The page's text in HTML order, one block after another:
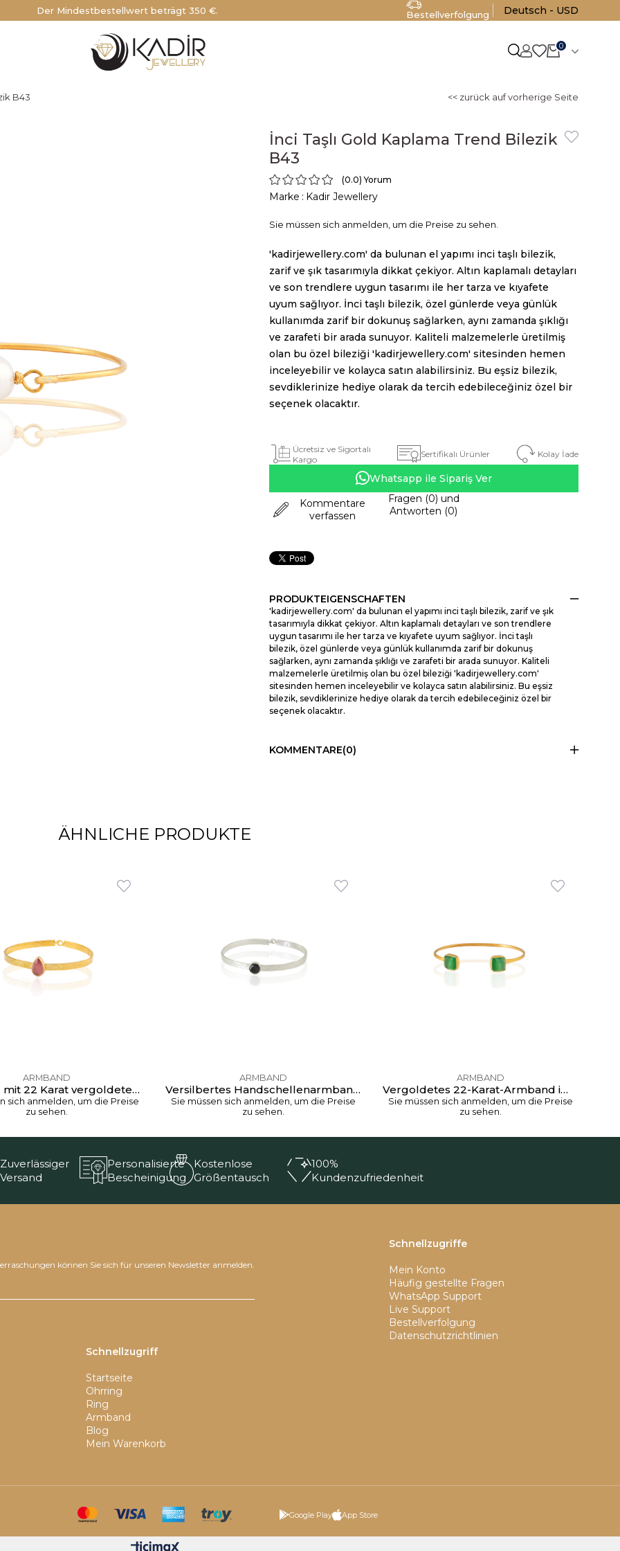
Der Mindestbestellwert beträgt 350 €. Bestellverfolgung Deutsch - USD
0
B43 << zurück auf vorherige Seite
İnci Taşlı Gold Kaplama Trend Bilezik
B43
0.0
Marke : Kadir Jewellery
Sie müssen sich anmelden, um die Preise zu sehen.
'kadirjewellery.com' da bulunan el yapımı inci taşlı bilezik,
zarif ve şık tasarımıyla dikkat çekiyor. Altın kaplamalı detayları
ve son trendlere uygun tasarımı ile her tarza ve kıyafete
uyum sağlıyor. İnci taşlı bilezik, özel günlerde veya günlük
kullanımda zarif bir dokunuş sağlarken, aynı zamanda şıklığı
ve zarafeti bir arada sunuyor. Kaliteli malzemelerle üretilmiş
olan bu özel bileziği 'kadirjewellery.com' sitesinden hemen
inceleyebilir ve kolayca satın alabilirsiniz. Bu eşsiz bilezik,
sevdiklerinize hediye olarak da tercih edebileceğiniz özel bir
seçenek olacaktır.
Ücretsiz ve Sigortalı
Kargo
Sertifikalı Ürünler Kolay İade
Whatsapp ile Sipariş Ver
Kommentare
verfassen
Fragen (0) und
Antworten (0)
PRODUKTEIGENSCHAFTEN
'kadirjewellery.com' da bulunan el yapımı inci taşlı bilezik, zarif ve şık
tasarımıyla dikkat çekiyor. Altın kaplamalı detayları ve son trendlere
uygun tasarımı ile her tarza ve kıyafete uyum sağlıyor. İnci taşlı
bilezik, özel günlerde veya günlük kullanımda zarif bir dokunuş
sağlarken, aynı zamanda şıklığı ve zarafeti bir arada sunuyor. Kaliteli
malzemelerle üretilmiş olan bu özel bileziği 'kadirjewellery.com'
sitesinden hemen inceleyebilir ve kolayca satın alabilirsiniz. Bu eşsiz
bilezik, sevdiklerinize hediye olarak da tercih edebileceğiniz özel bir
seçenek olacaktır.
KOMMENTARE(0)
ÄHNLICHE PRODUKTE
ARMBAND
Armband mit 22 Karat vergoldetem Zirkonstein B02
sich anmelden, um die Preise
zu sehen.
ARMBAND
Versilbertes Handschellenarmband mit Zirkonsteinen B03
Sie müssen sich anmelden, um die Preise
zu sehen.
ARMBAND
Vergoldetes 22-Karat-Armband im Vintage-Design B07
Sie müssen sich anmelden, um die Preise
zu sehen.
Zuverlässiger
Versand
Personalisierte
Bescheinigung
Kostenlose
Größentausch
100%
Kundenzufriedenheit
können Sie sich für unseren Newsletter anmelden.
Schnellzugriffe
Mein Konto
Häufig gestellte Fragen
WhatsApp Support
Live Support
Bestellverfolgung
Datenschutzrichtlinien
Schnellzugriff
Startseite
Ohrring
Ring
Armband
Blog
Mein Warenkorb
Google Play App Store